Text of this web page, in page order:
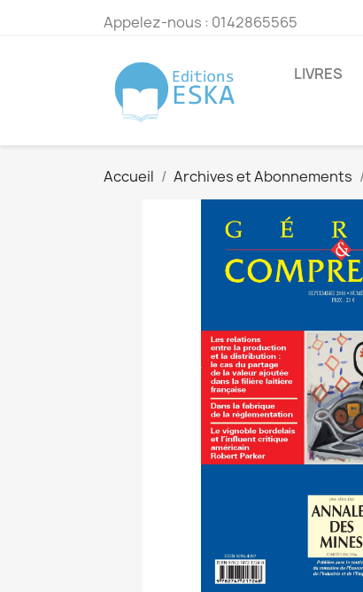
Appelez-nous : 0142865565
LIVRES
Accueil Archives et Abonnements